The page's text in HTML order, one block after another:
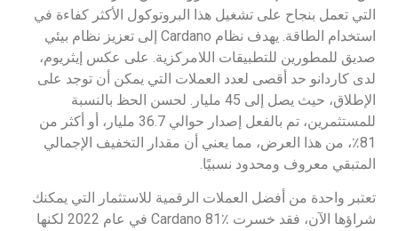
التي تعمل بنجاح على تشغيل هذا البروتوكول الأكثر كفاءة في
استخدام الطاقة. يهدف نظام Cardano إلى تعزيز نظام بيئي
صديق للمطورين للتطبيقات اللامركزية. على عكس إيثريوم،
لدى كاردانو حد أقصى لعدد العملات التي يمكن أن توجد على
الإطلاق، حيث يصل إلى 45 مليار. لحسن الحظ بالنسبة
للمستثمرين، تم بالفعل إصدار حوالي 36.7 مليار، أو أكثر من
81٪، من هذا العرض، مما يعني أن مقدار التخفيف الإجمالي
المتبقي معروف ومحدود نسبيًا.
تعتبر واحدة من أفضل العملات الرقمية للاستثمار التي يمكنك
شراؤها الآن، فقد خسرت Cardano 81٪ في عام 2022 لكنها